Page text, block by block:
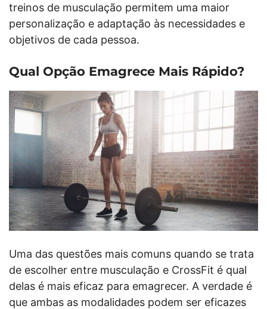
treinos de musculação permitem uma maior
personalização e adaptação às necessidades e
objetivos de cada pessoa.
Qual Opção Emagrece Mais Rápido?
Uma das questões mais comuns quando se trata
de escolher entre musculação e CrossFit é qual
delas é mais eficaz para emagrecer. A verdade é
que ambas as modalidades podem ser eficazes